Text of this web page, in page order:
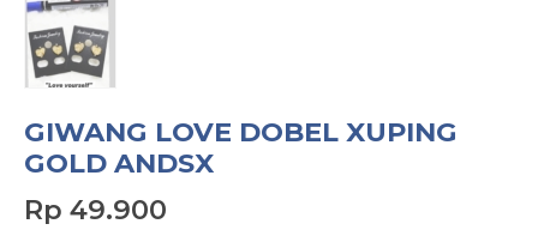
GIWANG LOVE DOBEL XUPING
GOLD ANDSX
Rp 49.900